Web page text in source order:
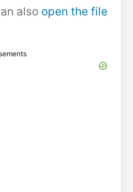
also open the file